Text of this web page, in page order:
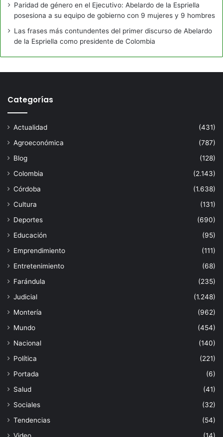
Paridad de género en el Ejecutivo: Abelardo de la Espriella
posesiona a su equipo de gobierno con 9 mujeres y 9 hombres
Las frases más contundentes del primer discurso de Abelardo
de la Espriella como presidente de Colombia
Categorías
Actualidad
(431)
Agroeconómica
(787)
Blog
(128)
Colombia
(2.143)
Córdoba
(1.638)
Cultura
(131)
Deportes
(690)
Educación
(95)
Emprendimiento
(111)
Entretenimiento
(68)
Farándula
(235)
Judicial
(1.248)
Montería
(962)
Mundo
(454)
Nacional
(140)
Política
(221)
Portada
(6)
Salud
(41)
Sociales
(32)
Tendencias
(54)
Video
(14)